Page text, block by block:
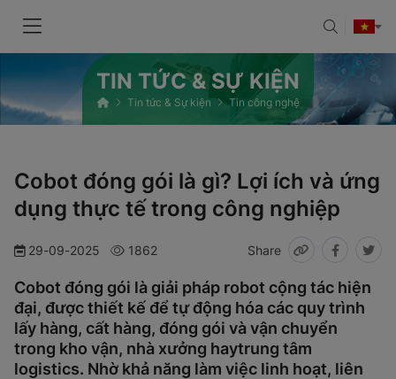
TIN TỨC & SỰ KIỆN
Tin tức & Sự kiện Tin công nghệ
Cobot đóng gói là gì? Lợi ích và ứng
dụng thực tế trong công nghiệp
29-09-2025 1862 Share
Cobot đóng gói là giải pháp robot cộng tác hiện
đại, được thiết kế để tự động hóa các quy trình
lấy hàng, cất hàng, đóng gói và vận chuyển
trong kho vận, nhà xưởng haytrung tâm
logistics. Nhờ khả năng làm việc linh hoạt, liên